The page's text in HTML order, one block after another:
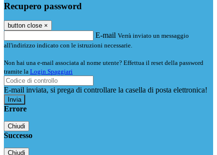
Recupero password
button close ×
E-mail Verrà inviato un messaggio
all'indirizzo indicato con le istruzioni necessarie.
Non hai una e-mail associata al nome utente? Effettua il reset della password
tramite la Login Spaggiari
E-mail inviata, si prega di controllare la casella di posta elettronica!
Errore
Chiudi
Successo
Chiudi